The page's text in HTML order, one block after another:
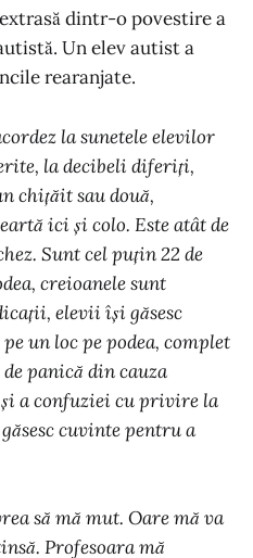
dintr-o povestire a
Un elev autist a
rearanjate.
la sunetele elevilor
la decibeli diferiți,
chițăit sau două,
ici și colo. Este atât de
Sunt cel puțin 22 de
creioanele sunt
elevii își găsesc
un loc pe podea, complet
panică din cauza
a confuziei cu privire la
cuvinte pentru a
să mă mut. Oare mă va
Profesoara mă